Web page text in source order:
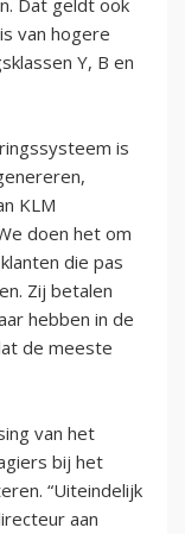
Dat geldt ook
van hogere
Y, B en
is
KLM
doen het om
die pas
Zij betalen
hebben in de
de meeste
van het
bij het
“Uiteindelijk
aan